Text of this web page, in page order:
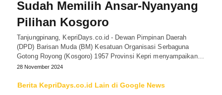
Sudah Memilih Ansar-Nyanyang
Pilihan Kosgoro
Tanjungpinang, KepriDays.co.id - Dewan Pimpinan Daerah
(DPD) Barisan Muda (BM) Kesatuan Organisasi Serbaguna
Gotong Royong (Kosgoro) 1957 Provinsi Kepri menyampaikan…
28 November 2024
Berita KepriDays.co.id Lain di Google News